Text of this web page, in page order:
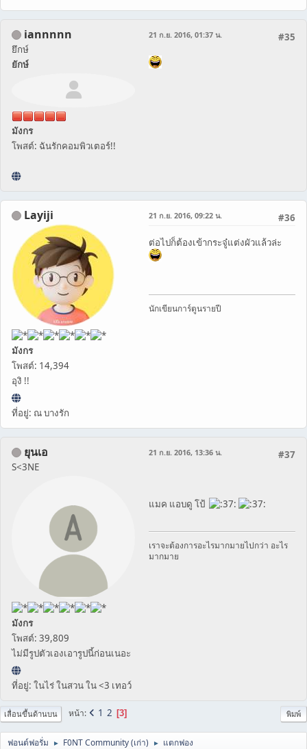
iannnnn
ยึกษ์
ยักษ์
มังกร
โพสต์: ฉันรักคอมพิวเตอร์!!
#35
21 ก.ย. 2016, 01:37 น.
Layiji
มังกร
โพสต์: 14,394
อุงิ !!
ที่อยู่: ณ บางรัก
#36
21 ก.ย. 2016, 09:22 น.
ต่อไปก็ต้องเข้ากระจู๋แต่งผัวแล้วล่ะ
นักเขียนการ์ตูนรายปี
ยุนเอ
S<3NE
มังกร
โพสต์: 39,809
ไม่มีรูปตัวเองเอารูปนี้ก่อนเนอะ
ที่อยู่: ในไร่ ในสวน ใน <3 เทอว์
#37
21 ก.ย. 2016, 13:36 น.
แมค แอบดู โป้
เราจะต้องการอะไรมากมายไปกว่า อะไร
มากมาย
พิมพ์
เลื่อนขึ้นด้านบน หน้า 1 2 3
ฟอนต์ฟอรั่ม ► F0NT Community (เก่า) ► แตกฟอง